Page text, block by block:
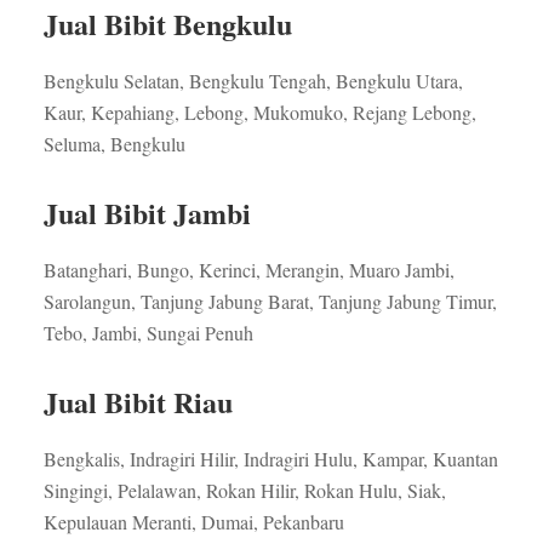
Jual Bibit Bengkulu
Bengkulu Selatan, Bengkulu Tengah, Bengkulu Utara,
Kaur, Kepahiang, Lebong, Mukomuko, Rejang Lebong,
Seluma, Bengkulu
Jual Bibit Jambi
Batanghari, Bungo, Kerinci, Merangin, Muaro Jambi,
Sarolangun, Tanjung Jabung Barat, Tanjung Jabung Timur,
Tebo, Jambi, Sungai Penuh
Jual Bibit Riau
Bengkalis, Indragiri Hilir, Indragiri Hulu, Kampar, Kuantan
Singingi, Pelalawan, Rokan Hilir, Rokan Hulu, Siak,
Kepulauan Meranti, Dumai, Pekanbaru